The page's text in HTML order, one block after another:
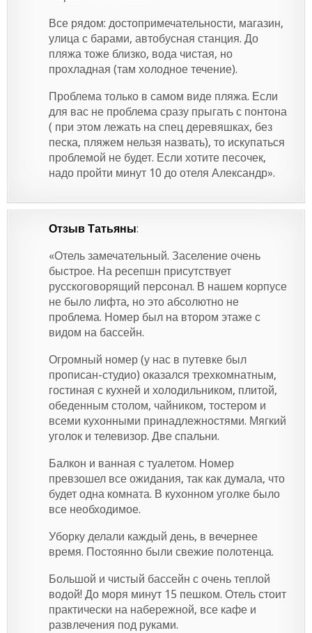
Все рядом: достопримечательности, магазин,
улица с барами, автобусная станция. До
пляжа тоже близко, вода чистая, но
прохладная (там холодное течение).
Проблема только в самом виде пляжа. Если
для вас не проблема сразу прыгать с понтона
( при этом лежать на спец деревяшках, без
песка, пляжем нельзя назвать), то искупаться
проблемой не будет. Если хотите песочек,
надо пройти минут 10 до отеля Александр».
Отзыв Татьяны:
«Отель замечательный. Заселение очень
быстрое. На ресепшн присутствует
русскоговорящий персонал. В нашем корпусе
не было лифта, но это абсолютно не
проблема. Номер был на втором этаже с
видом на бассейн.
Огромный номер (у нас в путевке был
прописан-студио) оказался трехкомнатным,
гостиная с кухней и холодильником, плитой,
обеденным столом, чайником, тостером и
всеми кухонными принадлежностями. Мягкий
уголок и телевизор. Две спальни.
Балкон и ванная с туалетом. Номер
превзошел все ожидания, так как думала, что
будет одна комната. В кухонном уголке было
все необходимое.
Уборку делали каждый день, в вечернее
время. Постоянно были свежие полотенца.
Большой и чистый бассейн с очень теплой
водой! До моря минут 15 пешком. Отель стоит
практически на набережной, все кафе и
развлечения под руками.